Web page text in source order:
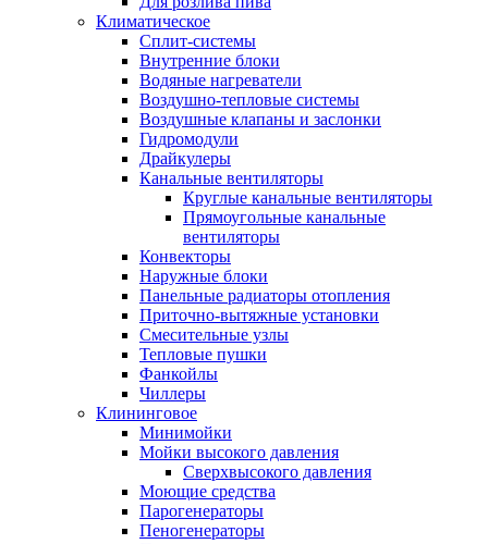
Климатическое
Сплит-системы
Внутренние блоки
Водяные нагреватели
Воздушно-тепловые системы
Воздушные клапаны и заслонки
Гидромодули
Драйкулеры
Канальные вентиляторы
Круглые канальные вентиляторы
Прямоугольные канальные
вентиляторы
Конвекторы
Наружные блоки
Панельные радиаторы отопления
Приточно-вытяжные установки
Смесительные узлы
Тепловые пушки
Фанкойлы
Чиллеры
Клининговое
Минимойки
Мойки высокого давления
Сверхвысокого давления
Моющие средства
Парогенераторы
Пеногенераторы